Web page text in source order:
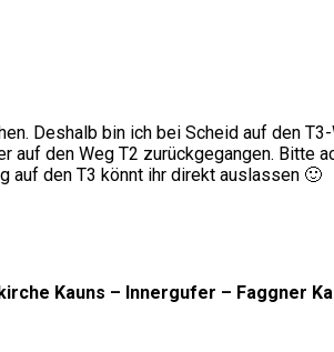
Deshalb bin ich bei Scheid auf den
auf den Weg T2 zurückgegangen. Bitte
auf den T3 könnt ihr direkt auslassen 🙂
Kauns – Innergufer – Faggner